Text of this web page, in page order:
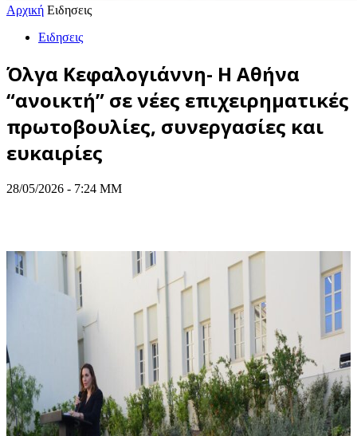
Αρχική Ειδησεις
Ειδησεις
Όλγα Κεφαλογιάννη- Η Αθήνα
“ανοικτή” σε νέες επιχειρηματικές
πρωτοβουλίες, συνεργασίες και
ευκαιρίες
28/05/2026 - 7:24 ΜΜ